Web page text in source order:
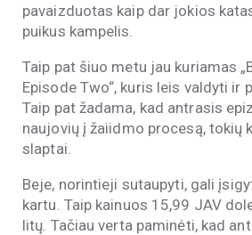
pavaizduotas kaip dar jokios
puikus kampelis.
Taip pat šiuo metu jau kuriamas
Episode Two“, kuris leis valdyti ir
Taip pat žadama, kad antrasis
naujovių į žaiidmo procesą, tokių
slaptai.
Beje, norintieji sutaupyti, gali
kartu. Taip kainuos 15,99 JAV
litų. Tačiau verta paminėti, kad